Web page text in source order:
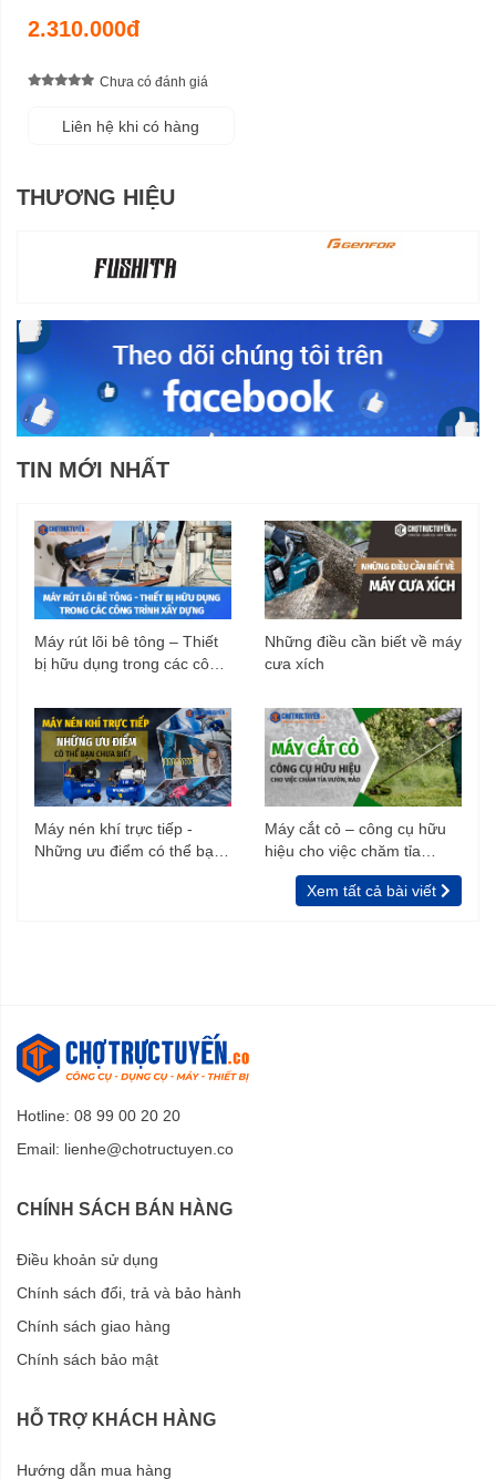
2.310.000đ
Chưa có đánh giá
Liên hệ khi có hàng
THƯƠNG HIỆU
TIN MỚI NHẤT
Máy rút lõi bê tông – Thiết
bị hữu dụng trong các công
Những điều cần biết về máy
cưa xích
Máy nén khí trực tiếp -
Những ưu điểm có thể bạn
Máy cắt cỏ – công cụ hữu
hiệu cho việc chăm tỉa
vườn, rào
Xem tất cả bài viết
Hotline: 08 99 00 20 20
Email: lienhe@chotructuyen.co
CHÍNH SÁCH BÁN HÀNG
Điều khoản sử dụng
Chính sách đổi, trả và bảo hành
Chính sách giao hàng
Chính sách bảo mật
HỖ TRỢ KHÁCH HÀNG
Hướng dẫn mua hàng